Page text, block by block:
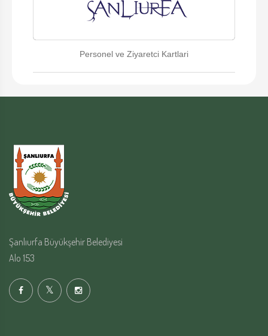
Personel ve Ziyaretci Kartlari
Şanlıurfa Büyükşehir Belediyesi
Alo 153